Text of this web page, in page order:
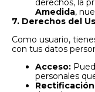
derechos, la
Amedida,
7. Derechos del
Como usuario,
con tus datos
Acceso:
personales